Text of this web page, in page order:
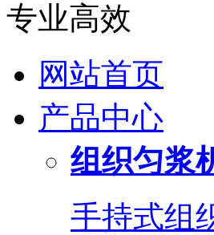
专业高效
网站首页
产品中心
组织匀浆
手持式组